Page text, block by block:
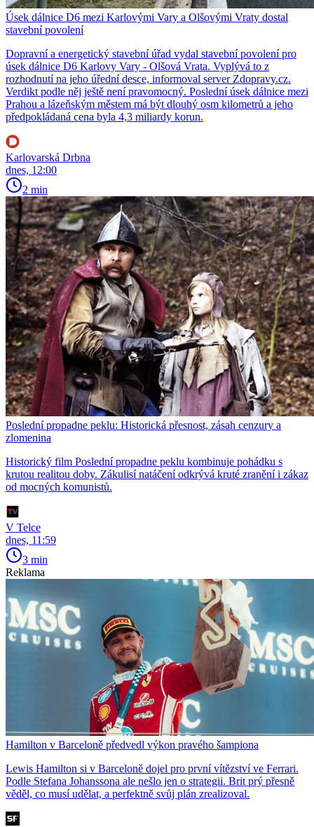
Úsek dálnice D6 mezi Karlovými Vary a Olšovými Vraty dostal
stavební povolení
Dopravní a energetický stavební úřad vydal stavební povolení pro
úsek dálnice D6 Karlovy Vary - Olšová Vrata. Vyplývá to z
rozhodnutí na jeho úřední desce, informoval server Zdopravy.cz.
Verdikt podle něj ještě není pravomocný. Poslední úsek dálnice mezi
Prahou a lázeňským městem má být dlouhý osm kilometrů a jeho
předpokládaná cena byla 4,3 miliardy korun.
Karlovarská Drbna
dnes, 12:00
2 min
Poslední propadne peklu: Historická přesnost, zásah cenzury a
zlomenina
Historický film Poslední propadne peklu kombinuje pohádku s
krutou realitou doby. Zákulisí natáčení odkrývá kruté zranění i zákaz
od mocných komunistů.
V Telce
dnes, 11:59
3 min
Reklama
Hamilton v Barceloně předvedl výkon pravého šampiona
Lewis Hamilton si v Barceloně dojel pro první vítězství ve Ferrari.
Podle Stefana Johanssona ale nešlo jen o strategii. Brit prý přesně
věděl, co musí udělat, a perfektně svůj plán zrealizoval.